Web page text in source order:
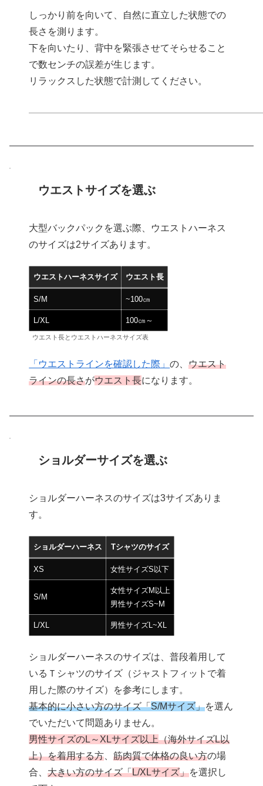
しっかり前を向いて、自然に直立した状態での
長さを測ります。
下を向いたり、背中を緊張させてそらせること
で数センチの誤差が生じます。
リラックスした状態で計測してください。
ウエストサイズを選ぶ
大型バックパックを選ぶ際、ウエストハーネス
のサイズは2サイズあります。
ウエストハーネスサイズ ウエスト長
S/M ~100㎝
L/XL 100㎝～
ウエスト長とウエストハーネスサイズ表
「ウエストラインを確認した際」の、ウエスト
ラインの長さがウエスト長になります。
ショルダーサイズを選ぶ
ショルダーハーネスのサイズは3サイズありま
す。
ショルダーハーネス Tシャツのサイズ
XS 女性サイズS以下
S/M
女性サイズM以上
男性サイズS~M
L/XL 男性サイズL~XL
ショルダーハーネスのサイズは、普段着用して
いるＴシャツのサイズ（ジャストフィットで着
用した際のサイズ）を参考にします。
基本的に小さい方のサイズ「S/Mサイズ」を選ん
でいただいて問題ありません。
男性サイズのL～XLサイズ以上（海外サイズL以
上）を着用する方、筋肉質で体格の良い方の場
合、大きい方のサイズ「L/XLサイズ」を選択し